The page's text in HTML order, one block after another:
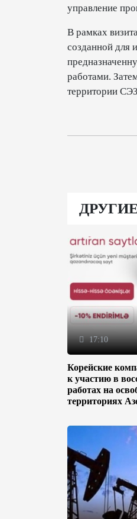
управление
В рамках
созданной для
работами.
территории
17:10
Корейские
к участию в
работах на
территориях